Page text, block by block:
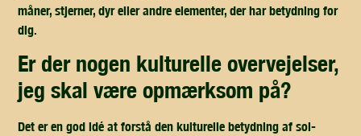
måner, stjerner, dyr eller andre elementer, der har betydning for
dig.
er der nogen kulturelle overvejelser,
jeg skal være opmærksom på?
Det er en god idé at forstå den kulturelle betydning af sol-